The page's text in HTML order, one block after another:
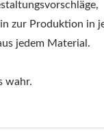
zur Produktion in
jedem Material.
wahr.